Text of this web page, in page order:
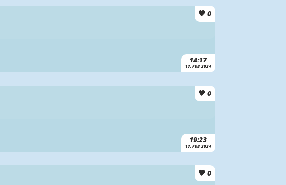
0
14:17
17. FEB. 2024
0
19:23
17. FEB. 2024
0